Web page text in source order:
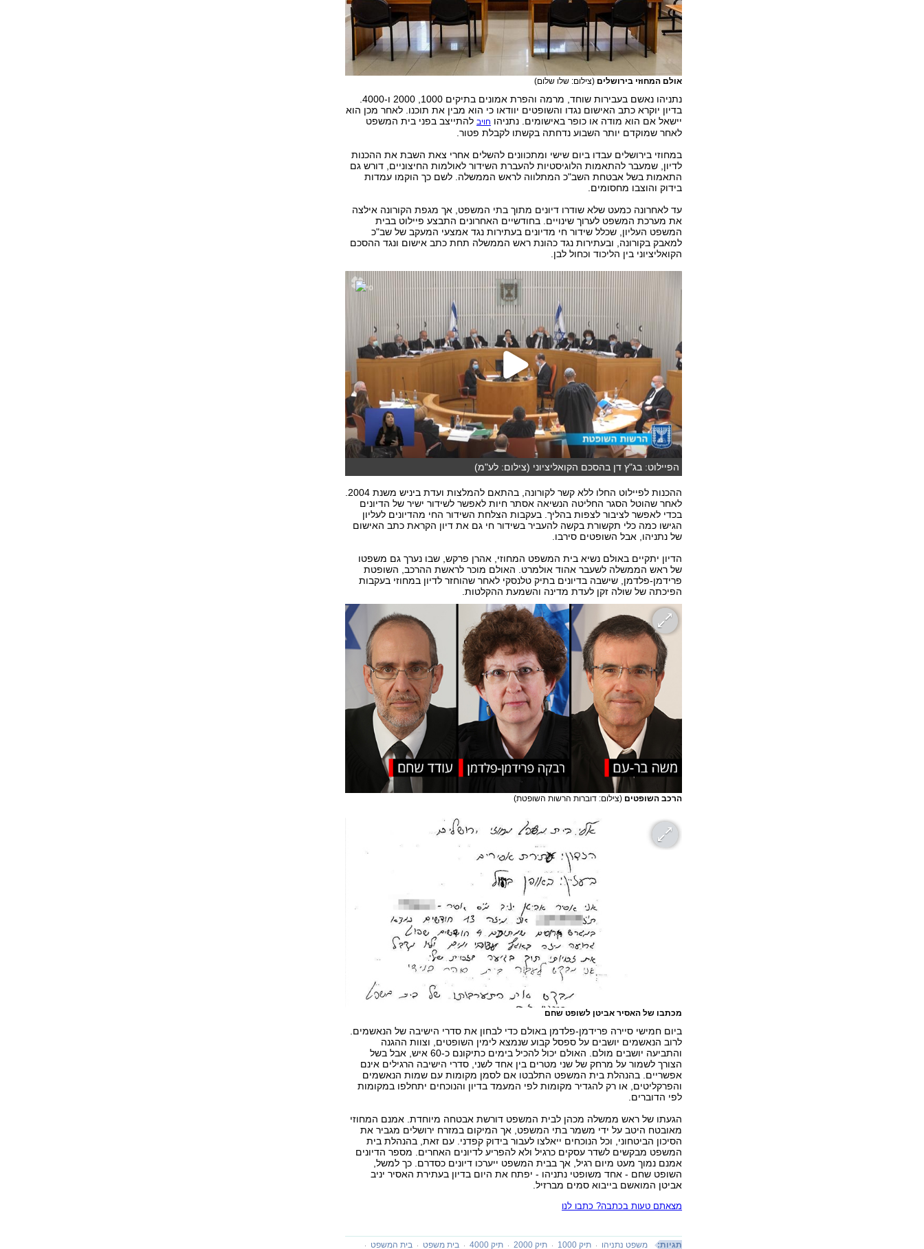
אולם המחוזי בירושלים (צילום: שלו שלום)
נתניהו נאשם בעבירות שוחד, מרמה והפרת אמונים בתיקים 1000, 2000 ו-4000.
בדיון יוקרא כתב האישום נגדו והשופטים יוודאו כי הוא מבין את תוכנו. לאחר מכן הוא
יישאל אם הוא מודה או כופר באישומים. נתניהו חויבלהתייצב בפני בית המשפט
לאחר שמוקדם יותר השבוע נדחתה בקשתו לקבלת פטור.
במחוזי בירושלים עבדו ביום שישי ומתכוונים להשלים אחרי צאת השבת את ההכנות
לדיון, שמעבר להתאמות הלוגיסטיות להעברת השידור לאולמות החיצוניים, דורש גם
התאמות בשל אבטחת השב"כ המתלווה לראש הממשלה. לשם כך הוקמו עמדות
בידוק והוצבו מחסומים.
עד לאחרונה כמעט שלא שודרו דיונים מתוך בתי המשפט, אך מגפת הקורונה אילצה
את מערכת המשפט לערוך שינויים. בחודשיים האחרונים התבצע פיילוט בבית
המשפט העליון, שכלל שידור חי מדיונים בעתירות נגד אמצעי המעקב של שב"כ
למאבק בקורונה, ובעתירות נגד כהונת ראש הממשלה תחת כתב אישום ונגד ההסכם
הקואליציוני בין הליכוד וכחול לבן.
הפיילוט: בג"ץ דן בהסכם הקואליציוני (צילום: לע"מ)
לאחר שהוטל הסגר החליטה הנשיאה אסתר חיות לאפשר לשידור ישיר של הדיונים
בכדי לאפשר לציבור לצפות בהליך. בעקבות הצלחת השידור החי מהדיונים לעליון
הגישו כמה כלי תקשורת בקשה להעביר בשידור חי גם את דיון הקראת כתב האישום
של נתניהו, אבל השופטים סירבו.
הדיון יתקיים באולם נשיא בית המשפט המחוזי, אהרן פרקש, שבו נערך גם משפטו
של ראש הממשלה לשעבר אהוד אולמרט. האולם מוכר לראשת ההרכב, השופטת
פרידמן-פלדמן, שישבה בדיונים בתיק טלנסקי לאחר שהוחזר לדיון במחוזי בעקבות
הפיכתה של שולה זקן לעדת מדינה והשמעת ההקלטות.
הרכב השופטים (צילום: דוברות הרשות השופטת)
מכתבו של האסיר אביטן לשופט שחם
ביום חמישי סיירה פרידמן-פלדמן באולם כדי לבחון את סדרי הישיבה של הנאשמים.
לרוב הנאשמים יושבים על ספסל קבוע שנמצא לימין השופטים, וצוות ההגנה
והתביעה יושבים מולם. האולם יכול להכיל בימים כתיקונם כ-60 איש, אבל בשל
הצורך לשמור על מרחק של שני מטרים בין אחד לשני, סדרי הישיבה הרגילים אינם
אפשריים. בהנהלת בית המשפט התלבטו אם לסמן מקומות עם שמות הנאשמים
והפרקליטים, או רק להגדיר מקומות לפי המעמד בדיון והנוכחים יתחלפו במקומות
לפי הדוברים.
הגעתו של ראש ממשלה מכהן לבית המשפט דורשת אבטחה מיוחדת. אמנם המחוזי
מאובטח היטב על ידי משמר בתי המשפט, אך המיקום במזרח ירושלים מגביר את
הסיכון הביטחוני, וכל הנוכחים ייאלצו לעבור בידוק קפדני. עם זאת, בהנהלת בית
המשפט מבקשים לשדר עסקים כרגיל ולא להפריע לדיונים האחרים. מספר הדיונים
אמנם נמוך מעט מיום רגיל, אך בבית המשפט ייערכו דיונים כסדרם. כך למשל,
השופט שחם - אחד משופטי נתניהו - יפתח את היום בדיון בעתירת האסיר יניב
אביטן המואשם בייבוא סמים מברזיל.
מצאתם טעות בכתבה? כתבו לנו
תגיות: משפט נתניהו תיק 1000 תיק 2000 תיק 4000 בית משפט בית המשפט